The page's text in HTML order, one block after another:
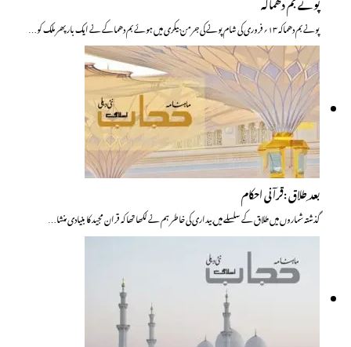
پونے بم دھماکہ ۱۳؍فروری کی شام پونے کی جرمن بیکری میں ہوئے بم دھماکے نے ایک بار پھر ملک کو…
بعد ِطلاق :قرآنی احکام
گذشتہ شماروں میں طلاق کے سلسلے میں بیداری کی خاطر ہم نے لکھا تھا کہ قران مجید کا بنیادی منشا…